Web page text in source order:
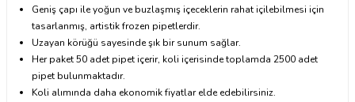
Geniş çapı ile yoğun ve buzlaşmış içeceklerin rahat içilebilmesi için
tasarlanmış, artistik frozen pipetlerdir.
Uzayan körüğü sayesinde şık bir sunum sağlar.
Her paket 50 adet pipet içerir, koli içerisinde toplamda 2500 adet
pipet bulunmaktadır.
Koli alımında daha ekonomik fiyatlar elde edebilirsiniz.